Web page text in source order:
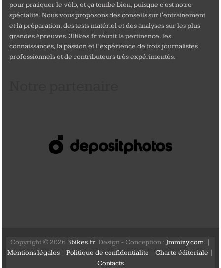
pour pratiquer le vélo, et ça tombe bien, puisque c'est notre
spécialité. Nous vous proposons des conseils sur l'entrainement
et la préparation, des tests matériel et des analyses sur les plus
grandes épreuves. 3Bikes.fr réunit la pertinence, les
connaissances, la passion et l’expérience de trois journalistes
professionnels et de contributeurs très expérimentés.
Copyright © 2026 3bikes.fr. Design - Conception :Jmminy.com. |
Mentions légales |Politique de confidentialité |Charte éditoriale
Contacts